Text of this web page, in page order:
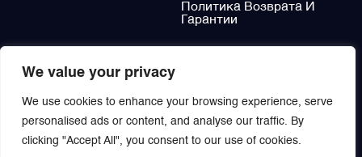
We value your privacy
We use cookies to enhance your browsing experience, serve
personalised ads or content, and analyse our traffic. By
clicking "Accept All", you consent to our use of cookies.
Политика Возврата И
Гарантии